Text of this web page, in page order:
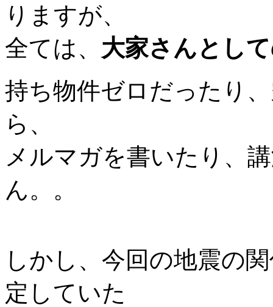
りますが、
全ては、 大家さんとし
持ち物件ゼロだったり
ら、
メルマガを書いたり、
ん。。
しかし、今回の地震の
定していた